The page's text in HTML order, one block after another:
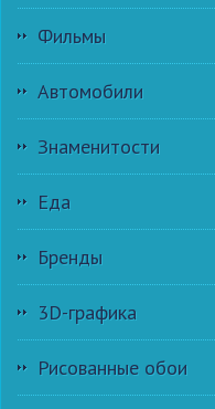
Фильмы
Автомобили
Знаменитости
Еда
Бренды
3D-графика
Рисованные обои